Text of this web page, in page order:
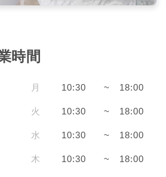
時間
月 10:30 ~ 18:00
火 10:30 ~ 18:00
水 10:30 ~ 18:00
木 10:30 ~ 18:00